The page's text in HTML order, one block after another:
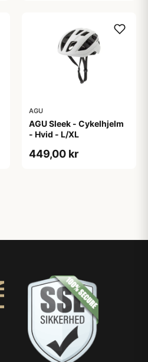
AGU
AGU Sleek - Cykelhjelm
- Hvid - L/XL
449,00 kr